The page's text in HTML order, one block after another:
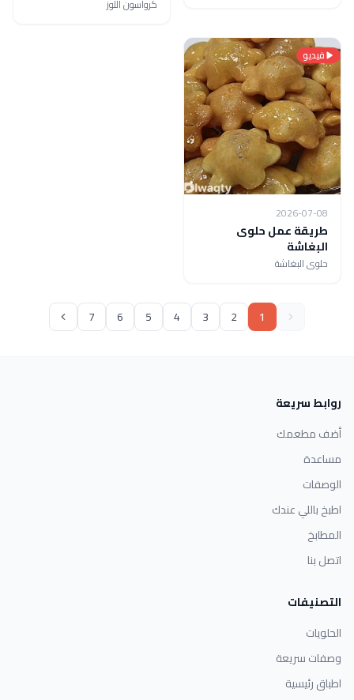
كرواسون اللوز
فيديو
2026-07-08
طريقة عمل حلوى
البغاشة
حلوى البغاشة
1
2
3
4
5
6
7
روابط سريعة
أضف مطعمك
مساعدة
الوصفات
اطبخ باللي عندك
المطابخ
اتصل بنا
التصنيفات
الحلويات
وصفات سريعة
اطباق رئيسية